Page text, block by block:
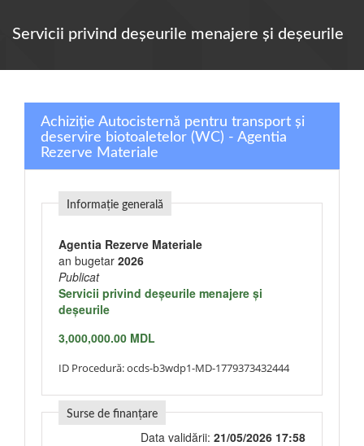
Servicii privind deşeurile menajere şi deşeurile
Achiziție Autocisternă pentru transport și
deservire biotoaletelor (WC) - Agentia
Rezerve Materiale
Informație generală
Agentia Rezerve Materiale
an bugetar 2026
Publicat
Servicii privind deşeurile menajere şi
deşeurile
3,000,000.00 MDL
ID Procedură:ocds-b3wdp1-MD-1779373432444
Surse de finanțare
Data validării: 21/05/2026 17:58